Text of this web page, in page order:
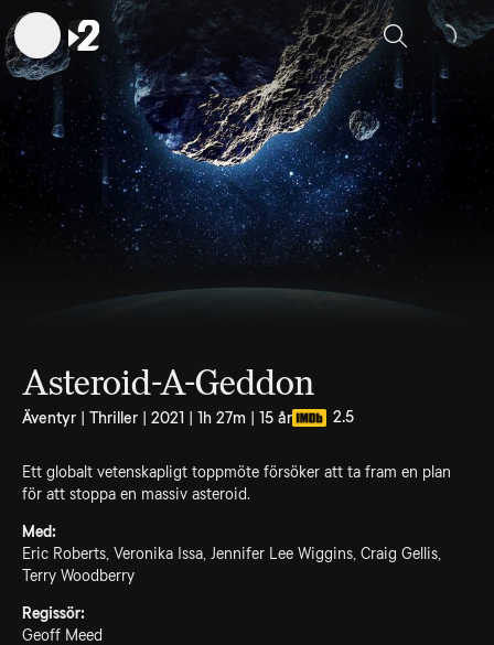
Sök
Asteroid-A-Geddon
Äventyr | Thriller | 2021 | 1h 27m | 15 år 2.5
Ett globalt vetenskapligt toppmöte försöker att ta fram en plan
för att stoppa en massiv asteroid.
Med:
Eric Roberts, Veronika Issa, Jennifer Lee Wiggins, Craig Gellis,
Terry Woodberry
Regissör:
Geoff Meed